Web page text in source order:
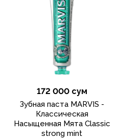
172 000 сум
Зубная паста MARVIS -
Классическая
Насыщенная Мята Classic
strong mint